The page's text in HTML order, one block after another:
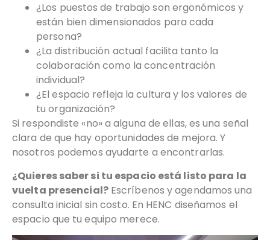
¿Los puestos de trabajo son ergonómicos y
están bien dimensionados para cada
persona?
¿La distribución actual facilita tanto la
colaboración como la concentración
individual?
¿El espacio refleja la cultura y los valores de
tu organización?
Si respondiste «no» a alguna de ellas, es una señal
clara de que hay oportunidades de mejora. Y
nosotros podemos ayudarte a encontrarlas.
¿Quieres saber si tu espacio está listo para la
vuelta presencial?Escríbenos y agendamos una
consulta inicial sin costo. En HENC diseñamos el
espacio que tu equipo merece.